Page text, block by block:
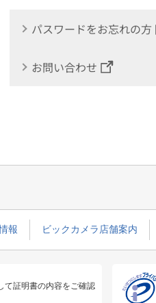
パスワードをお忘れの方
お問い合わせ
報 ビックカメラ店舗案内
て証明書の内容をご確認